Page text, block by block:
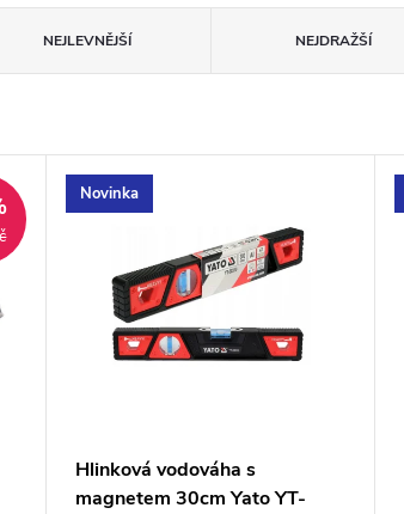
NEJLEVNĚJŠÍ NEJDRAŽŠÍ
Novinka
Hlinková vodováha s
magnetem 30cm Yato YT-